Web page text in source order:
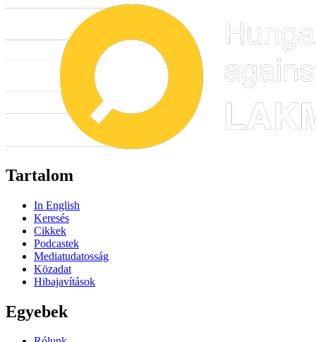
Tartalom
In English
Keresés
Cikkek
Podcastek
Mediatudatosság
Közadat
Hibajavítások
Egyebek